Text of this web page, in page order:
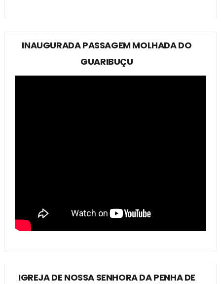
INAUGURADA PASSAGEM MOLHADA DO
GUARIBUÇU
IGREJA DE NOSSA SENHORA DA PENHA DE